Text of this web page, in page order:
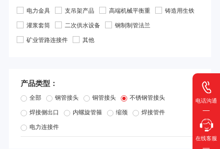
电力金具
支吊架产品 高端机械平衡重
铸造用生铁
灌浆套筒
二次供水设备
钢制制管法兰
矿业管路连接件
其他
产品类型：
全部 钢管接头 铜管接头
不锈钢管接头
焊接侧出口
内螺旋管箍 缩颈
焊接管件
电力连接件
电话沟通
在线客服